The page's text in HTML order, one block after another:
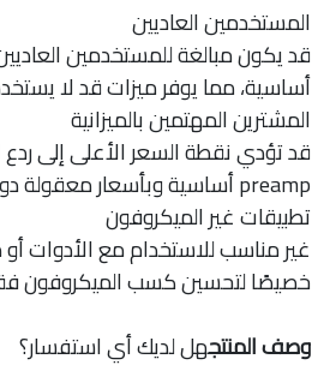
المستخدمين العاديين
قد يكون مبالغة للمستخدمين
أساسية، مما يوفر ميزات قد لا
المشترين المهتمين بالميزانية
قد تؤدي نقطة السعر الأعلى إلى
preamp أساسية وبأسعار معقولة دون ميزات متقدمة.
تطبيقات غير الميكروفون
غير مناسب للاستخدام مع الأدوات
خصيصًا لتحسين كسب الميكروفون
وصف المنتجهل لديك أي استفسار؟